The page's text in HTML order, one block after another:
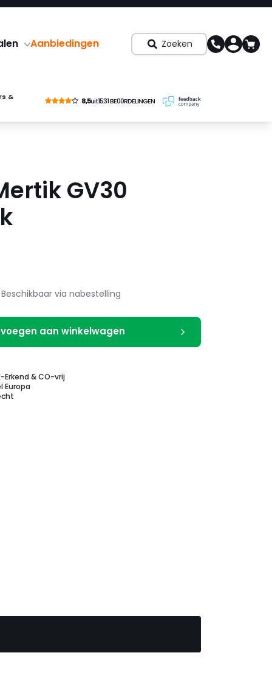
Aanbiedingen Zoeken
&
8,5uit1531 BE00RDELINGEN
GV30
Beschikbaar via nabestelling
aan winkelwagen
Erkend & CO-vrij
Europa